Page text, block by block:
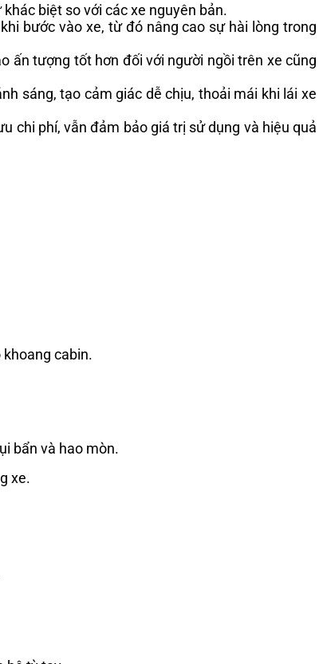
biệt so với các xe nguyên bản.
bước vào xe, từ đó nâng cao sự hài lòng trong
ấn tượng tốt hơn đối với người ngồi trên xe cũng
sáng, tạo cảm giác dễ chịu, thoải mái khi lái xe
chi phí, vẫn đảm bảo giá trị sử dụng và hiệu quả
khoang cabin.
bẩn và hao mòn.
xe.